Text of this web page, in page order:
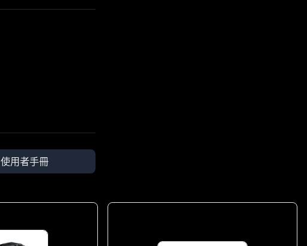
使用者手冊